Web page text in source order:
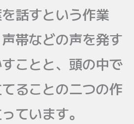
話すという作業
帯などの声を発す
ことと、頭の中で
ることの二つの作
ています。